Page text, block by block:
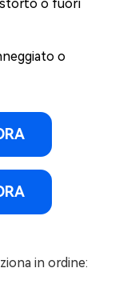
o fuori
o
in ordine: